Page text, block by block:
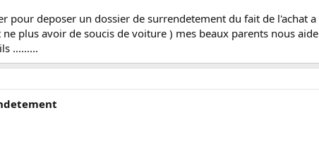
pour deposer un dossier de surrendetement du fait de l'achat
ne plus avoir de soucis de voiture ) mes beaux parents nous
.........